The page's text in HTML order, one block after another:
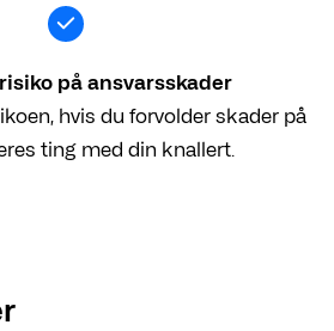
på ansvarsskader
hvis du forvolder skader på
ting med din knallert.